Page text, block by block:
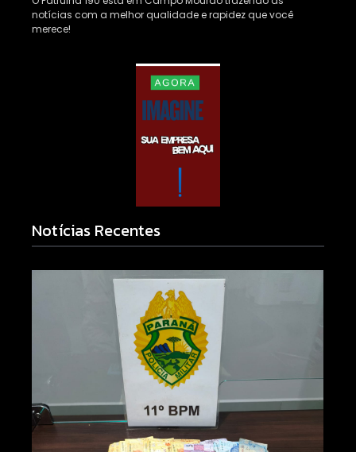
notícias com a melhor qualidade e rapidez que você
merece!
Notícias Recentes